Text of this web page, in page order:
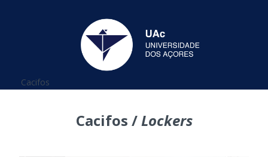
Está aqui
Cacifos
Cacifos /Lockers